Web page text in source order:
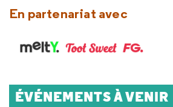
En partenariat avec
ÉVÉNEMENTS À VENIR